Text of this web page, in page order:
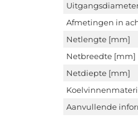
Afmetingen in
Netlengte [mm]
Netbreedte [mm]
Netdiepte [mm]
Aanvullende